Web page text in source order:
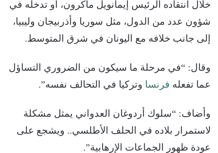
خلال انتقاده الرئيس إيمانويل ماكرون، أو تدخله في
شؤون عدد من الدول، مثل سوريا وأذربيجان وليبيا،
إلى جانب خلافه مع اليونان في شرق المتوسط.
وقال: “في مرحلة ما سيكون من الضروري التساؤل
عما تفعله فرنسا وتركيا في التحالف نفسه”.
وأضاف: “سلوك أردوغان العدواني يمثل مشكلة
لاستمرار بلاده في الحلف الأطلسي.. ويشجع على
عودة ظهور الجماعات الإرهابية”.